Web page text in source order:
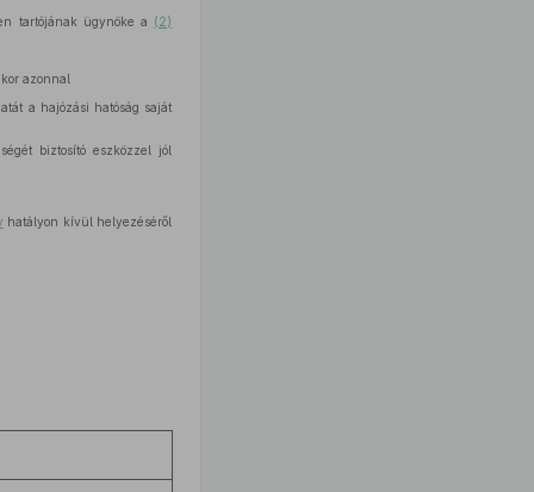
tartójának ügynöke a (2)
azonnal
a hajózási hatóság saját
biztosító eszközzel jól
hatályon kívül helyezéséről